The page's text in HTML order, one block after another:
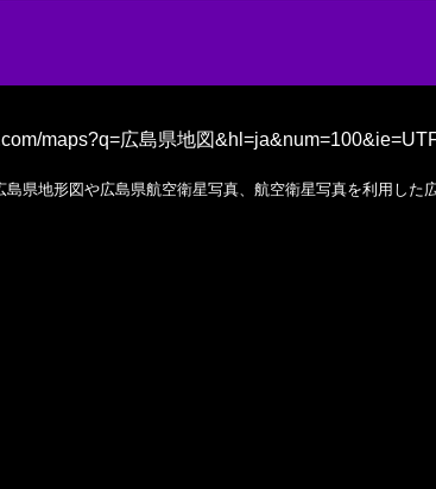
maps?q=広島県地図
県地形図や広島県航空衛星写真、航空衛星写真を利用し